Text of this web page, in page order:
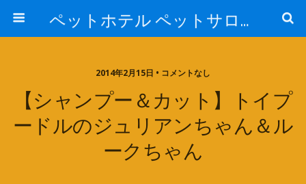
ペットホテル ペットサロン トリミングサロン 東京 ヌーノクラブのブログ
2014年2月15日 • コメントなし
【シャンプー＆カット】トイプ
ードルのジュリアンちゃん＆ル
ークちゃん